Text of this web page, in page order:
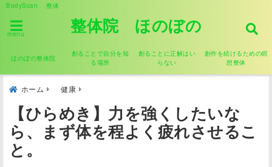
BodyScan 整体
menu 整体院 ほのぼの
ほのぼの整体院
創ることで自分を知
る場所
創ることに正解はい
らない
創作を続けるための瞑
想整体
ホーム 健康
【ひらめき】力を強くしたいな
ら、まず体を程よく疲れさせるこ
と。